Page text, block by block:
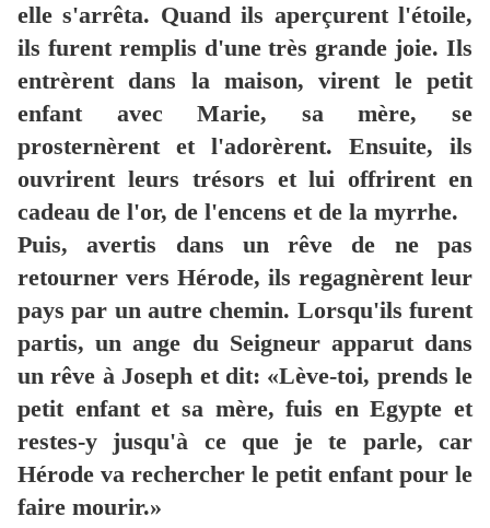
elle s'arrêta. Quand ils aperçurent l'étoile,
ils furent remplis d'une très grande joie. Ils
entrèrent dans la maison, virent le petit
enfant avec Marie, sa mère, se
prosternèrent et l'adorèrent. Ensuite, ils
ouvrirent leurs trésors et lui offrirent en
cadeau de l'or, de l'encens et de la myrrhe.
Puis, avertis dans un rêve de ne pas
retourner vers Hérode, ils regagnèrent leur
pays par un autre chemin. Lorsqu'ils furent
partis, un ange du Seigneur apparut dans
un rêve à Joseph et dit: «Lève-toi, prends le
petit enfant et sa mère, fuis en Egypte et
restes-y jusqu'à ce que je te parle, car
Hérode va rechercher le petit enfant pour le
faire mourir.»